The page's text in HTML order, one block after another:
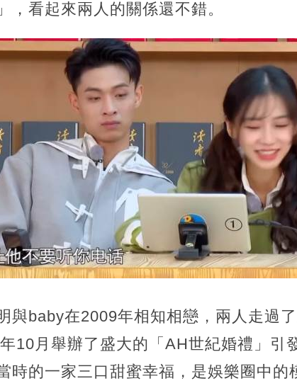
，看起來兩人的關係還不錯。
與baby在2009年相知相戀，兩人走過
10月舉辦了盛大的「AH世紀婚禮」引
時的一家三口甜蜜幸福，是娛樂圈中